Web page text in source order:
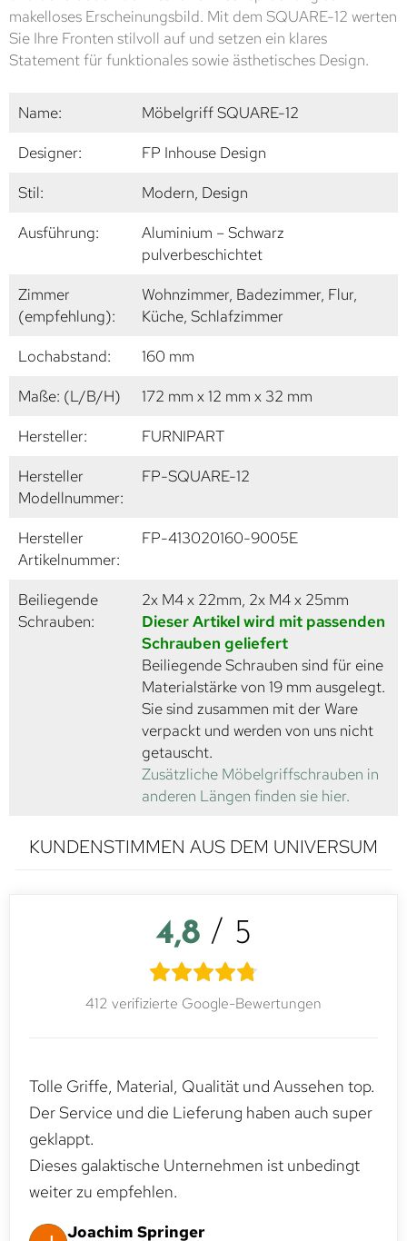
makelloses Erscheinungsbild. Mit dem SQUARE-12 werten
Sie Ihre Fronten stilvoll auf und setzen ein klares
Statement für funktionales sowie ästhetisches Design.
Name:
Möbelgriff SQUARE-12
Designer:
FP Inhouse Design
Stil:
Modern, Design
Ausführung:
Aluminium – Schwarz
pulverbeschichtet
Zimmer
(empfehlung):
Wohnzimmer, Badezimmer, Flur,
Küche, Schlafzimmer
Lochabstand:
160 mm
Maße: (L/B/H)
172 mm x 12 mm x 32 mm
Hersteller:
FURNIPART
Hersteller
Modellnummer:
FP-SQUARE-12
Hersteller
Artikelnummer:
FP-413020160-9005E
Beiliegende
Schrauben:
2x M4 x 22mm, 2x M4 x 25mm
Dieser Artikel wird mit passenden
Schrauben geliefert
Beiliegende Schrauben sind für eine
Materialstärke von 19 mm ausgelegt.
Sie sind zusammen mit der Ware
verpackt und werden von uns nicht
getauscht.
Zusätzliche Möbelgriffschrauben in
anderen Längen finden sie hier.
KUNDENSTIMMEN AUS DEM UNIVERSUM
4,8 / 5
412 verifizierte Google-Bewertungen
Tolle Griffe, Material, Qualität und Aussehen top.
Der Service und die Lieferung haben auch super
geklappt.
Dieses galaktische Unternehmen ist unbedingt
weiter zu empfehlen.
Joachim Springer